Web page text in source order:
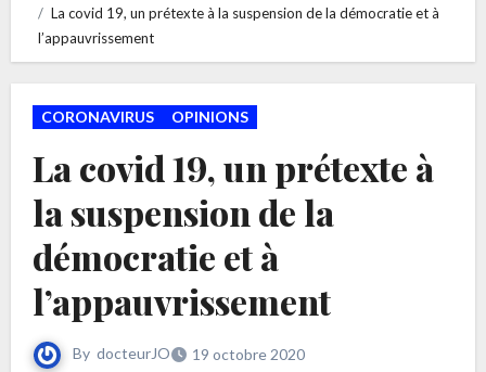
La covid 19, un prétexte à la suspension de la démocratie et à
l’appauvrissement
CORONAVIRUS OPINIONS
La covid 19, un prétexte à
la suspension de la
démocratie et à
l’appauvrissement
By docteurJO
19 octobre 2020